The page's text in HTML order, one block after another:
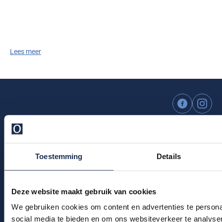
Toestemming Details
Deze website maakt gebruik van cookies
We gebruiken cookies om content en advertenties te
social media te bieden en om ons websiteverkeer te
Lees meer
Bestelinformatie
Verzendkosten & verzending
Ruilen & retourneren